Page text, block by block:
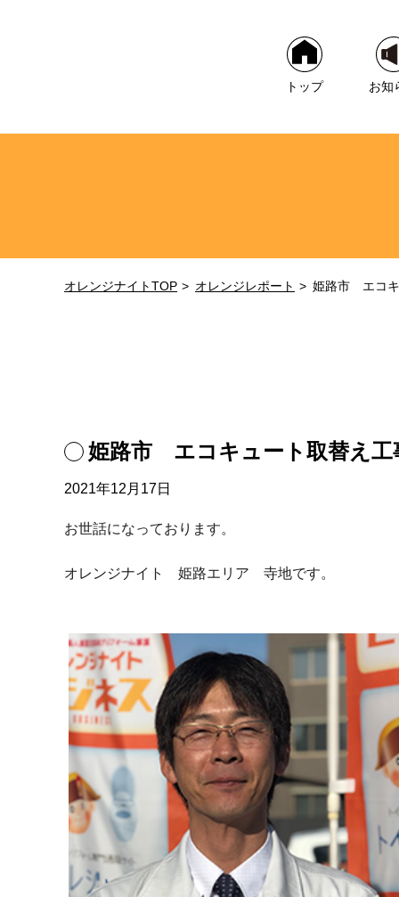
トップ お知
オレンジナイトTOP オレンジレポート 姫路市 エコキ
姫路市 エコキュート取替え工
2021年12月17日
お世話になっております。
オレンジナイト 姫路エリア 寺地です。